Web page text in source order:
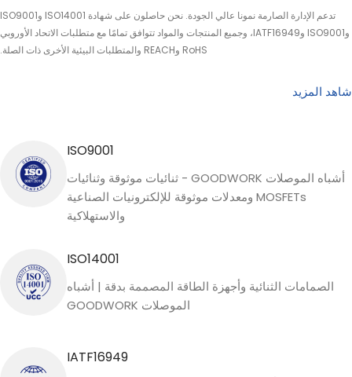
تدعم الإدارة الصارمة نمونا عالي الجودة. نحن حاصلون على شهادة ISO14001 وISO9001
وISO9001 وIATF16949، وجميع المنتجات والمواد تتوافق تمامًا مع متطلبات الاتحاد الأوروبي
RoHS وREACH والمتطلبات البيئية الأخرى ذات الصلة.
شاهد المزيد
ISO9001
أشباه الموصلات GOODWORK - ثنائيات موثوقة وثنائيات
MOSFETs ومعدلات موثوقة للإلكترونيات الصناعية
والاستهلاكية
ISO14001
الصمامات الثنائية وأجهزة الطاقة المصممة بدقة | أشباه
الموصلات GOODWORK
IATF16949